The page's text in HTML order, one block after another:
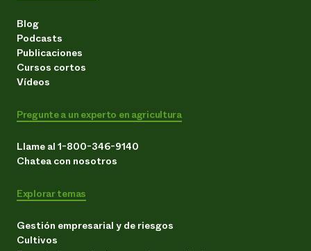
Blog
Podcasts
Publicaciones
Cursos cortos
Vídeos
Pregunte a un experto en agricultura
Llame al 1-800-346-9140
Chatea con nosotros
Explorar temas
Gestión empresarial y de riesgos
Cultivos